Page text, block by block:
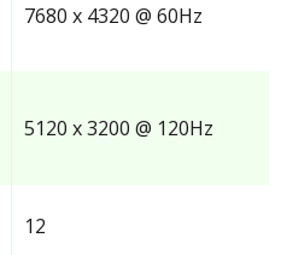
7680 x 4320 @ 60Hz
5120 x 3200 @ 120Hz
12